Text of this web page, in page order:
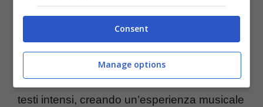
Arieteè stata chiamata ancora una volta a
sua musica, e ha offerto un brano di grande
impatto. La sua voce potente si fonde con
testi intensi, creando un’esperienza musicale
Consent
Manage options